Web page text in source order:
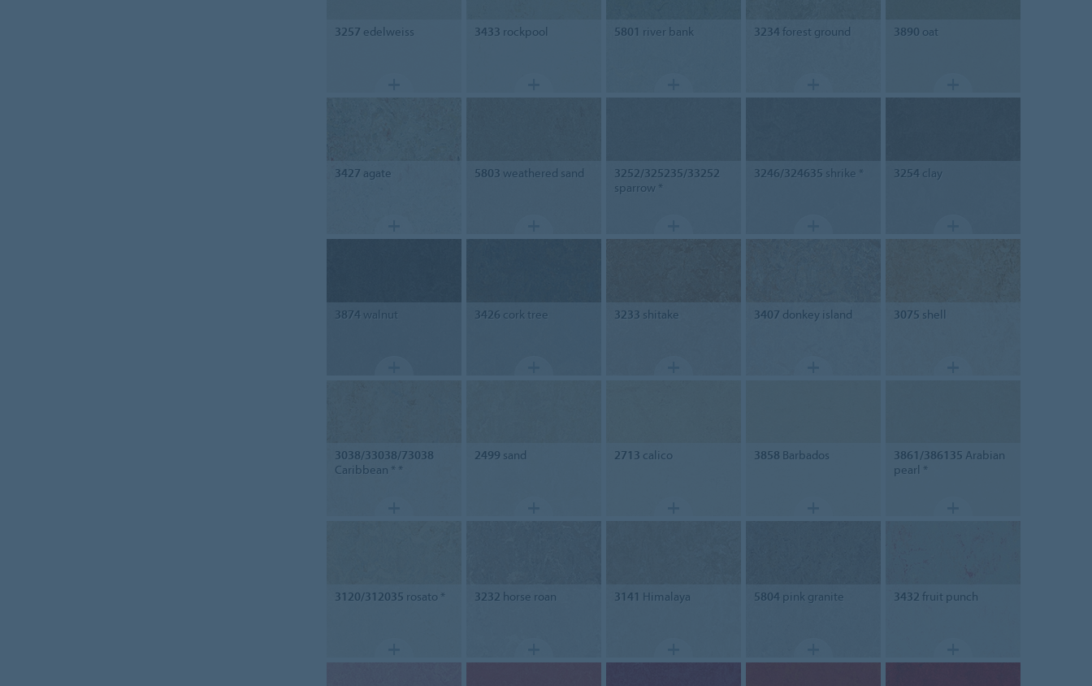
3257 edelweiss 3433 rockpool 5801 river bank 3234forest ground 3890 oat
3427 agate 5803 weathered sand
3252/325235/33252
sparrow *
3246/324635 shrike * 3254clay
3874walnut 3426 cork tree 3233 shitake 3407 donkey island 3075 shell
3038/33038/73038
Caribbean * *
2499 sand 2713 calico 3858 Barbados 3861/386135 Arabian
pearl *
3120/312035 rosato * 3232 horse roan 3141 Himalaya 5804pink granite 3432 fruit punch